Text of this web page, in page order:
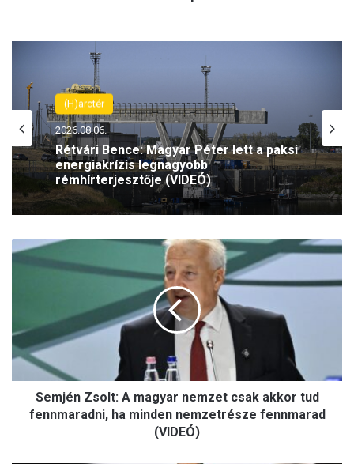
(H)arctér
2026.08.06.
Szeptemberben folytatódik az Antifa-
per – az olasz Ilaria Salist továbbra is
mentelmi jog védi
n
Z
s
o
Semjén Zsolt: A magyar nemzet csak akkor tud
fennmaradni, ha minden nemzetrésze fennmarad
(VIDEÓ)